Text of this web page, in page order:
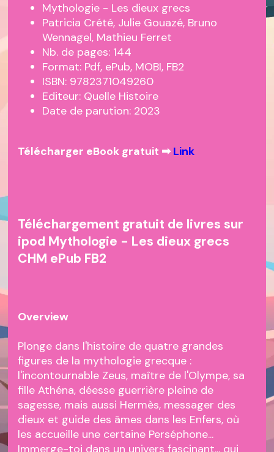
Mythologie - Les dieux grecs
Patricia Crété, Julie Gouazé, Bruno
Wennagel, Mathieu Ferret
Nb. de pages: 144
Format: Pdf, ePub, MOBI, FB2
ISBN: 9782371049260
Editeur: Quelle Histoire
Date de parution: 2023
Télécharger eBook gratuit ➡ Link
Téléchargement gratuit de livres sur
ipod Mythologie - Les dieux grecs
CHM ePub FB2
Overview
Plonge dans l'histoire de quatre grandes
figures de la mythologie grecque :
l'incontournable Zeus, maître de l'Olympe, sa
fille Athéna, déesse guerrière pleine de
sagesse, mais aussi Hermès, messager des
dieux et guide des âmes dans les Enfers, où
les accueille une certaine Perséphone...
Immerge-toi dans un univers fascinant... qui